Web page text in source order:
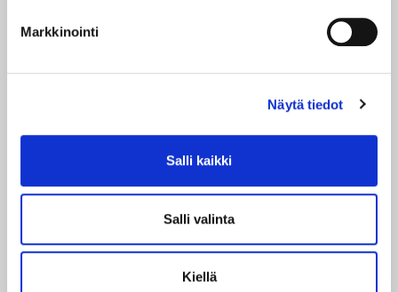
Markkinointi
Näytä tiedot
Salli kaikki
Salli valinta
Kiellä
to 5.11.klo 18
pe 20.11.klo 18
*Ennakkoliput 25€/21€/10€
Liput ennakkonäytökseen täältä.
Kesto tarkentuu lähempänä.
Ovet aukeavat 1h ennen esityksen alkua